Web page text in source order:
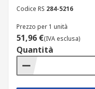
Codice RS 284-5216
Prezzo per 1 unità
51,96 €(IVA esclusa)
Quantità